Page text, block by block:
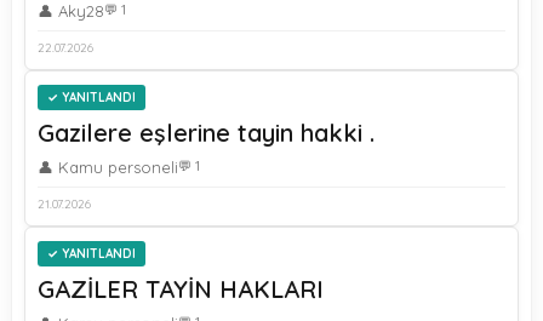
👤 Aky28💬 1
22.07.2026
YANITLANDI
Gazilere eşlerine tayin hakki .
👤 Kamu personeli💬 1
21.07.2026
YANITLANDI
GAZİLER TAYİN HAKLARI